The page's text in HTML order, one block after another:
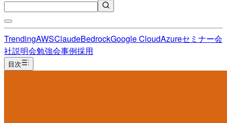
TrendingAWSClaudeBedrockGoogle CloudAzureセミナー会
社説明会勉強会事例採用
目次